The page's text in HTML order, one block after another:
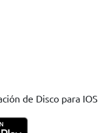
de Disco para IOS